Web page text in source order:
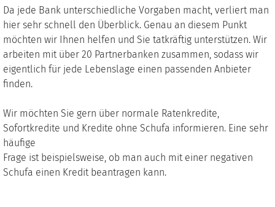
Da jede Bank unterschiedliche Vorgaben macht, verliert man
hier sehr schnell den Überblick. Genau an diesem Punkt
möchten wir Ihnen helfen und Sie tatkräftig unterstützen. Wir
arbeiten mit über 20 Partnerbanken zusammen, sodass wir
eigentlich für jede Lebenslage einen passenden Anbieter
finden.
Wir möchten Sie gern über normale Ratenkredite,
Sofortkredite und Kredite ohne Schufa informieren. Eine sehr
häufige
Frage ist beispielsweise, ob man auch mit einer negativen
Schufa einen Kredit beantragen kann.